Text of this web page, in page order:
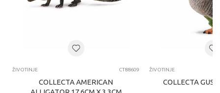
ŽIVOTINJE CT88609
COLLECTA AMERICAN
ŽIVOTINJE
COLLECTA